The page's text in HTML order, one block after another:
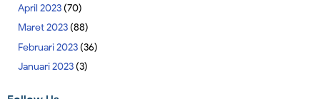
April 2023(70)
Maret 2023(88)
Februari 2023(36)
Januari 2023(3)